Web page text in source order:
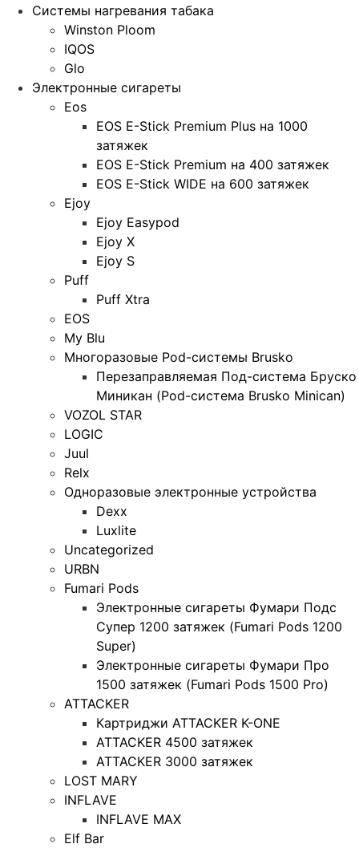
Системы нагревания табака
Winston Ploom
IQOS
Glo
Электронные сигареты
Eos
EOS E-Stick Premium Plus на 1000
затяжек
EOS E-Stick Premium на 400 затяжек
EOS E-Stick WIDE на 600 затяжек
Ejoy
Ejoy Easypod
Ejoy X
Ejoy S
Puff
Puff Xtra
EOS
My Blu
Многоразовые Pod-системы Brusko
Перезаправляемая Под-система Бруско
Миникан (Pod-система Brusko Minican)
VOZOL STAR
LOGIC
Juul
Relx
Одноразовые электронные устройства
Dexx
Luxlite
Uncategorized
URBN
Fumari Pods
Электронные сигареты Фумари Подс
Супер 1200 затяжек (Fumari Pods 1200
Super)
Электронные сигареты Фумари Про
1500 затяжек (Fumari Pods 1500 Pro)
ATTACKER
Картриджи ATTACKER K-ONE
ATTACKER 4500 затяжек
ATTACKER 3000 затяжек
LOST MARY
INFLAVE
INFLAVE MAX
Elf Bar